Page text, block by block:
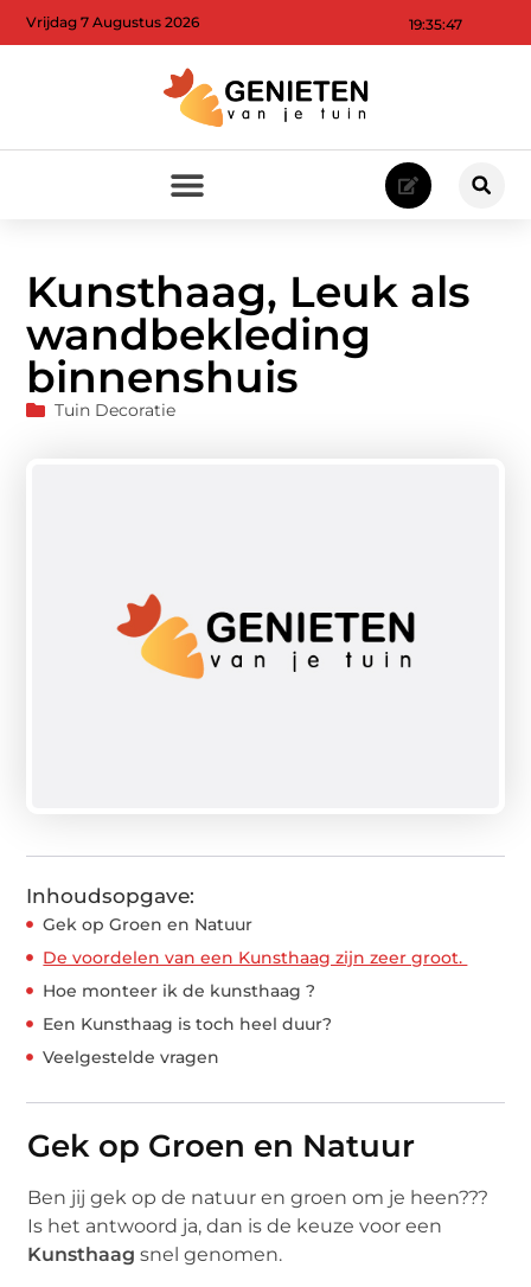
19:35:48
Vrijdag 7 Augustus 2026
Kunsthaag, Leuk als
wandbekleding
binnenshuis
Tuin Decoratie
Inhoudsopgave:
Gek op Groen en Natuur
De voordelen van een Kunsthaag zijn zeer groot.
Hoe monteer ik de kunsthaag ?
Een Kunsthaag is toch heel duur?
Veelgestelde vragen
Gek op Groen en Natuur
Ben jij gek op de natuur en groen om je heen???
Is het antwoord ja, dan is de keuze voor een
Kunsthaag snel genomen.